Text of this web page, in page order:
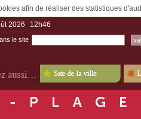
afin de réaliser des statistiques
2026
12h46
le site